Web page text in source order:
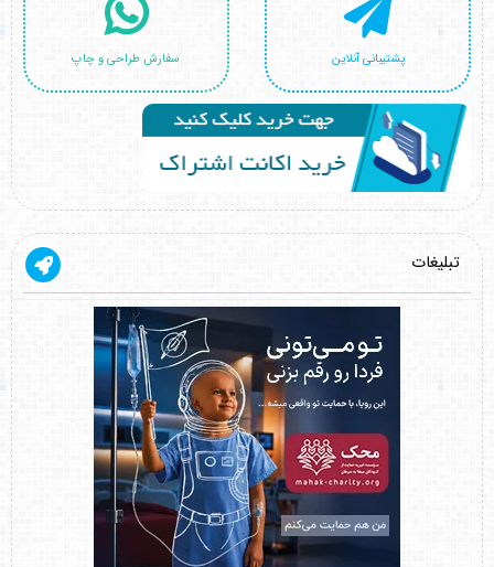
پشتیبانی آنلاین سفارش طراحی و چاپ
تبلیغات